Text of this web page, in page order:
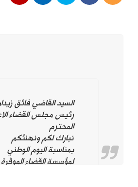
السيد القاضي فائق
رئيس مجلس القضاء
المحترم
نبارك لكم ونهنئكم
بمناسبة اليوم الوطني
لمؤسسة القضاء